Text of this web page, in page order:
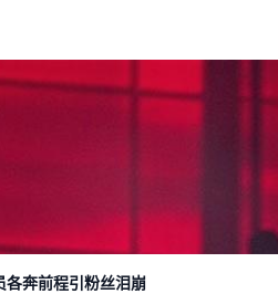
各奔前程引粉丝泪崩